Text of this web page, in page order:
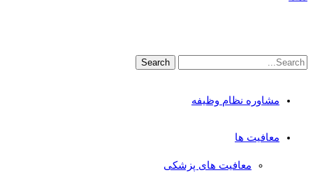
مشاوره نظام وظیفه
معافیت ها
معافیت های پزشکی